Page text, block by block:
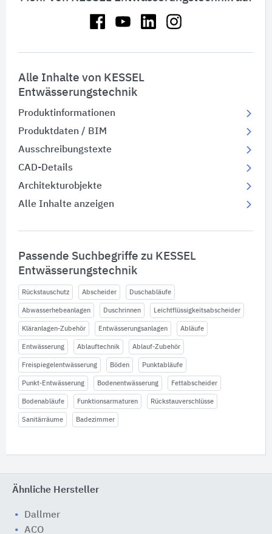
Alle Inhalte von KESSEL
Entwässerungstechnik
Produktinformationen
Produktdaten / BIM
Ausschreibungstexte
CAD-Details
Architekturobjekte
Alle Inhalte anzeigen
Passende Suchbegriffe zu KESSEL
Entwässerungstechnik
Rückstauschutz Abscheider Duschabläufe
Abwasserhebeanlagen Duschrinnen Leichtflüssigkeitsabscheider
Kläranlagen-Zubehör Entwässerungsanlagen Abläufe
Entwässerung Ablauftechnik Ablauf-Zubehör
Freispiegelentwässerung Böden Punktabläufe
Punkt-Entwässerung Bodenentwässerung Fettabscheider
Bodenabläufe Funktionsarmaturen Rückstauverschlüsse
Sanitärräume Badezimmer
Ähnliche Hersteller
Dallmer
ACO